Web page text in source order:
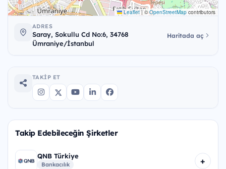
Leaflet |©OpenStreetMap contributors
ADRES
Saray, Sokullu Cd No:6, 34768
Ümraniye/İstanbul
Haritada aç
TAKIP ET
Takip Edebileceğin Şirketler
QNB Türkiye
Bankacılık +